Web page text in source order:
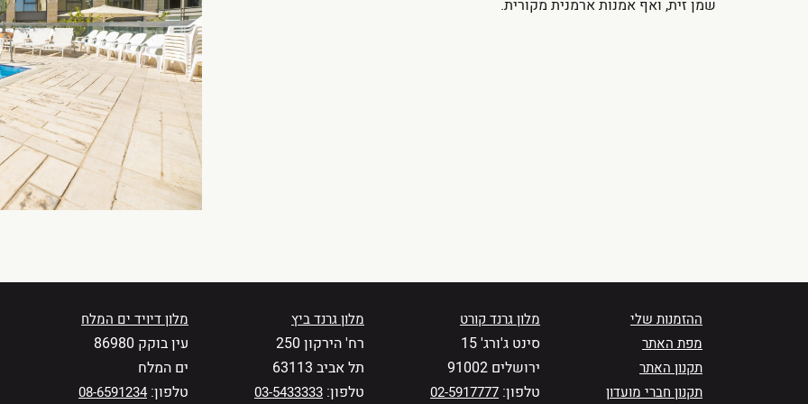
שמן זית, ואף אמנות ארמנית מקורית.
ההזמנות שלי
מפת האתר
תקנון האתר
תקנון חברי מועדון
מלון גרנד קורט
סינט ג'ורג' 15
ירושלים 91002
טלפון: 02-5917777
מלון גרנד ביץ
רח' הירקון 250
תל אביב 63113
טלפון: 03-5433333
מלון דיויד ים המלח
עין בוקק 86980
ים המלח
טלפון: 08-6591234